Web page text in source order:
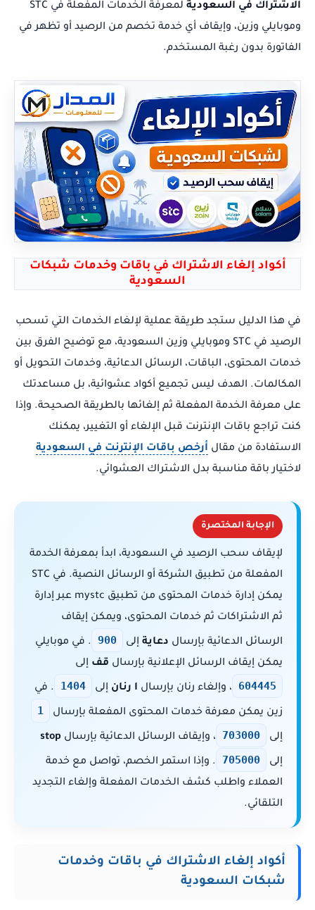
الاشتراك في السعودية
لمعرفة الخدمات المفعلة في STC
وموبايلي وزين، وإيقاف أي خدمة تخصم من الرصيد أو تظهر في
الفاتورة بدون رغبة المستخدم.
أكواد إلغاء الاشتراك في باقات وخدمات شبكات
السعودية
في هذا الدليل ستجد طريقة عملية لإلغاء الخدمات التي تسحب
الرصيد في STC وموبايلي وزين السعودية، مع توضيح الفرق بين
خدمات المحتوى، الباقات، الرسائل الدعائية، وخدمات التحويل أو
المكالمات. الهدف ليس تجميع أكواد عشوائية، بل مساعدتك
على معرفة الخدمة المفعلة ثم إلغائها بالطريقة الصحيحة. وإذا
كنت تراجع باقات الإنترنت قبل الإلغاء أو التغيير، يمكنك
الاستفادة من مقال أرخص باقات الإنترنت في السعودية
لاختيار باقة مناسبة بدل الاشتراك العشوائي.
الإجابة المختصرة
لإيقاف سحب الرصيد في السعودية، ابدأ بمعرفة الخدمة
المفعلة من تطبيق الشركة أو الرسائل النصية. في STC
يمكن إدارة خدمات المحتوى من تطبيق mystc عبر إدارة
ثم الاشتراكات ثم خدمات المحتوى، ويمكن إيقاف
الرسائل الدعائية بإرسال دعاية إلى 900
. في موبايلي
يمكن إيقاف الرسائل الإعلانية بإرسال قف إلى
604445 ، وإلغاء رنان بإرسال ا رنان إلى 1404 . في
زين يمكن معرفة خدمات المحتوى المفعلة بإرسال 1
إلى 703000 ، وإيقاف الرسائل الدعائية بإرسال stop
إلى 705000
. وإذا استمر الخصم، تواصل مع خدمة
العملاء واطلب كشف الخدمات المفعلة وإلغاء التجديد
التلقائي.
أكواد إلغاء الاشتراك في باقات وخدمات
شبكات السعودية